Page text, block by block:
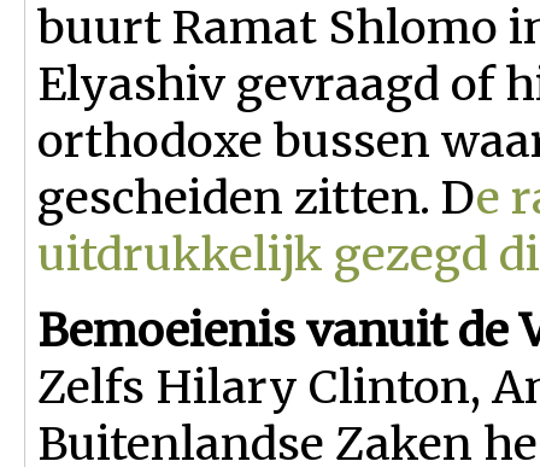
buurt Ramat Shlomo
Elyashiv gevraagd of
orthodoxe bussen
gescheiden zitten. De
uitdrukkelijk gezegd
Bemoeienis vanuit de
Zelfs Hilary Clinton,
Buitenlandse Zaken